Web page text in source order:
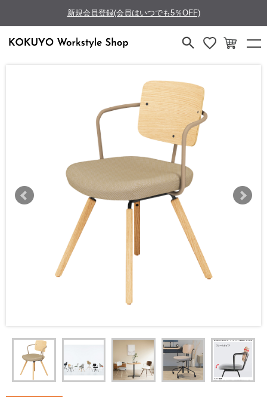
新規会員登録(会員はいつでも5％OFF)